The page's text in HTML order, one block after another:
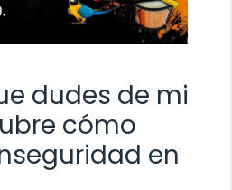
dudes de mi
cómo
en